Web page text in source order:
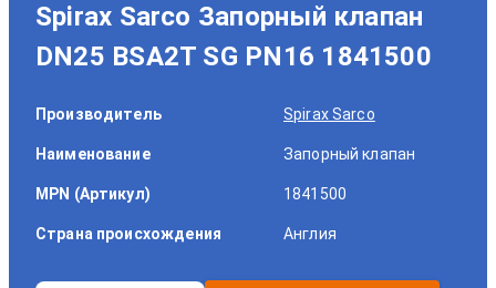
Spirax Sarco Запорный клапан
DN25 BSA2T SG PN16 1841500
Производитель Spirax Sarco
Наименование Запорный клапан
MPN (Артикул) 1841500
Страна происхождения Англия